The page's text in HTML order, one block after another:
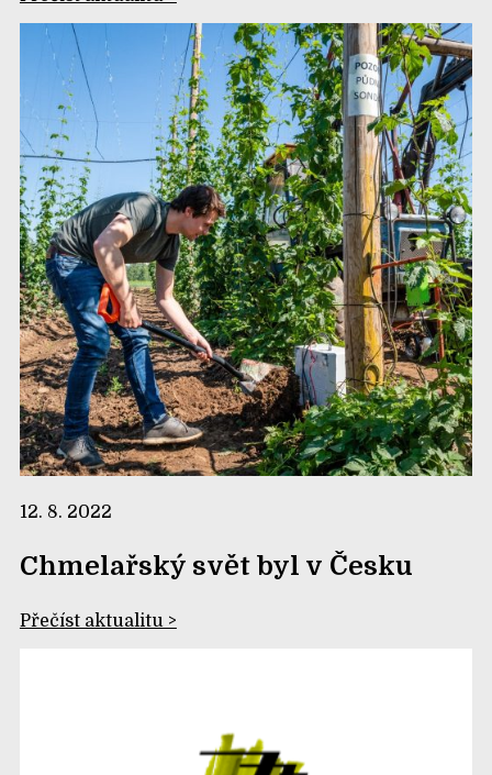
12. 8. 2022
Chmelařský svět byl v Česku
Přečíst aktualitu >